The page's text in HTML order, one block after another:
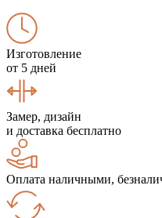
Изготовление
от 5 дней
Замер, дизайн
и доставка бесплатно
Оплата наличными,